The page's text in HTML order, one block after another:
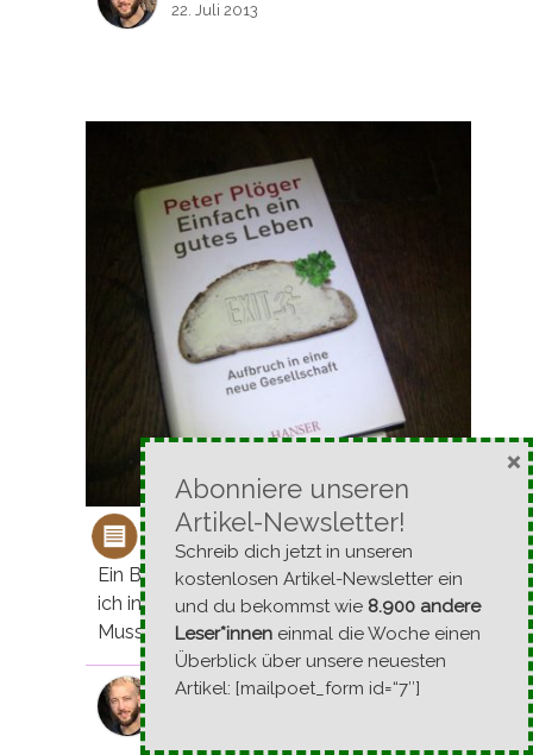
22. Juli 2013
Einfach ein gutes Leben
Ein Buch, in dem unter anderen Lisa und
ich interviewt und vorgestellt werden?
Muss ich haben! :)
VonMichael Voit (geb. Hartl)
Abonniere unseren
Artikel-Newsletter!
Schreib dich jetzt in unseren
kostenlosen Artikel-Newsletter ein
und du bekommst wie 8.900 andere
Leser*innen einmal die Woche einen
Überblick über unsere neuesten
Artikel: [mailpoet_form id=“7″]
×